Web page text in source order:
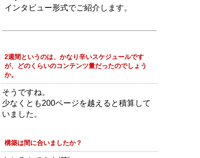
インタビュー形式でご紹介します。
2週間というのは、かなり辛いスケジュールです
が、どのくらいのコンテンツ量だったのでしょう
か。
そうですね。
少なくとも200ページを越えると積算して
いました。
構築は間に合いましたか？